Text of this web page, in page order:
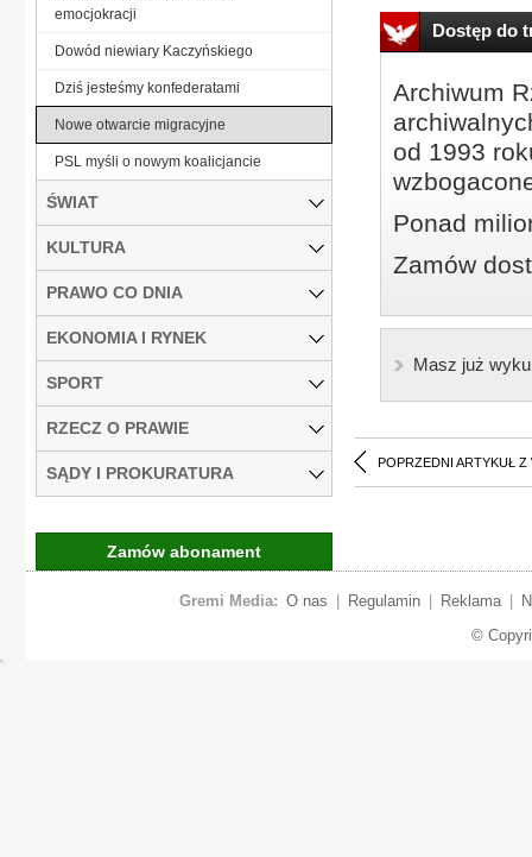
Dostęp do
Archiwum
od 1993
Ponad
Zamów
Masz już
POPRZEDNI ARTYKUŁ Z
emocjokracji
Dowód niewiary Kaczyńskiego
Dziś jesteśmy konfederatami
Nowe otwarcie migracyjne
PSL myśli o nowym koalicjancie
ŚWIAT
KULTURA
PRAWO CO DNIA
EKONOMIA I RYNEK
SPORT
RZECZ O PRAWIE
SĄDY I PROKURATURA
Zamów abonament
Gremi Media: O nas Regulamin Reklama
©